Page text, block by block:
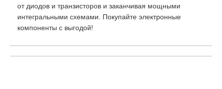
от диодов и транзисторов и заканчивая мощными
интегральными схемами. Покупайте электронные
компоненты с выгодой!